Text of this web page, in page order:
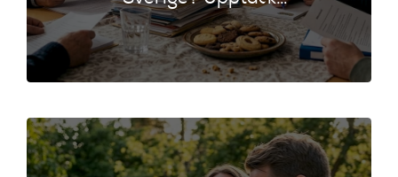
strukturer, regler
och medlemskap i
vår kompletta guide
klubbar!